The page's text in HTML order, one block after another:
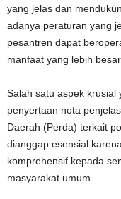
yang jelas dan
adanya peraturan yang
pesantren dapat
manfaat yang lebih
Salah satu aspek krusial
penyertaan nota
Daerah (Perda) terkait
dianggap esensial
komprehensif kepada
masyarakat umum.